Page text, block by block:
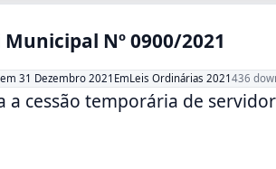
Municipal Nº 0900/2021
31 Dezembro 2021 EmLeis Ordinárias 2021 436
a cessão temporária de